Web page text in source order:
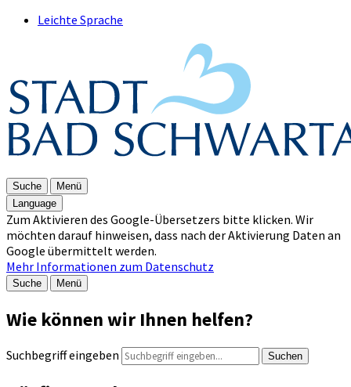
Leichte Sprache
Suche
Menü
Language
Zum Aktivieren des Google-Übersetzers bitte klicken. Wir
möchten darauf hinweisen, dass nach der Aktivierung Daten an
Google übermittelt werden.
Mehr Informationen zum Datenschutz
Suche Menü
Wie können wir Ihnen helfen?
Suchbegriff eingeben Suchen